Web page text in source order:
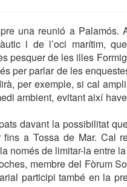
una reunió a Palamós.
i de l’oci marítim,
pesquer de les illes
per parlar de les
per exemple, si cal
ambient, evitant així
davant la possibilitat
a Tossa de Mar. Cal
només de limitar-la entre
membre del Fòrum
participi també en la